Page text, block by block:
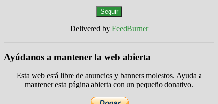
Delivered by FeedBurner
Ayúdanos a mantener la web abierta
Esta web está libre de anuncios y banners molestos. Ayuda a
mantener esta página abierta con un pequeño donativo.